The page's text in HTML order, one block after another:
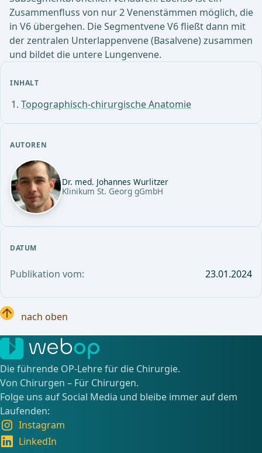
INHALT
Topographisch-chirurgische Anatomie
AUTOREN
Dr. med. Johannes Wurlitzer
Klinikum St. Georg gGmbH
DATUM
Publikation vom: 23.01.2024
Zusammenfluss von nur 2 Venenstämmen möglich, die
in V6 übergehen. Die Segmentvene V6 fließt dann mit
der zentralen Unterlappenvene (Basalvene) zusammen
und bildet die untere Lungenvene.
nach oben
Die führende OP-Lehre für die Chirurgie.
Von Chirurgen – Für Chirurgen.
Folge uns auf Social Media und bleibe immer auf dem
Laufenden:
Instagram
LinkedIn